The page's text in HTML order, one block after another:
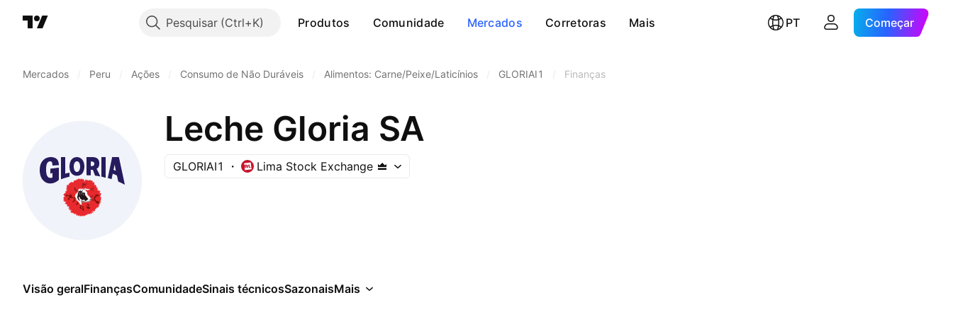
Pesquisar Produtos Comunidade Mercados Corretoras Mais PT Começar
Mercados Peru Ações Consumo de Não Duráveis Alimentos: Carne/Peixe/Laticínios GLORIAI1 Finanças
Leche Gloria SA
GLORIAI1 Lima Stock Exchange
Visão geralFinançasComunidadeSinais técnicosSazonaisMais